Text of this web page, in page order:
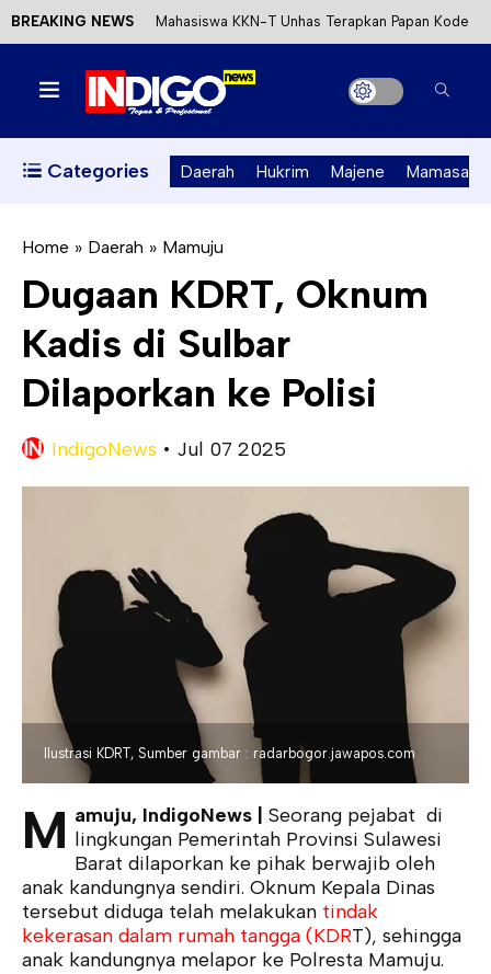
BREAKING NEWS Mahasiswa KKN-T Unhas Terapkan Papan Kode
Etik Wisata di Pantai Lawere Desa Lotang Salo
Satu DPO Pengeroyokan SPBU Tapalang
Ditangkap, Satu Lagi Kabur ke Kalimantan
Perizinan Air Tanah melalui Aplikasi SAPO
Kecewa Kapolresta Absen, APPK Mamuju
Soroti Kejanggalan Kasus Tambang Emas Ilegal
Categories Daerah Hukrim Majene Mamasa
Home » Daerah » Mamuju
Dugaan KDRT, Oknum
Kadis di Sulbar
Dilaporkan ke Polisi
IndigoNews • Jul 07 2025
Ilustrasi KDRT, Sumber gambar : radarbogor.jawapos.com
M amuju, IndigoNews |
Seorang pejabat di
lingkungan Pemerintah Provinsi Sulawesi
Barat dilaporkan ke pihak berwajib oleh
anak kandungnya sendiri. Oknum Kepala Dinas
tersebut diduga telah melakukan tindak
kekerasan dalam rumah tangga (KDRT), sehingga
anak kandungnya melapor ke Polresta Mamuju.